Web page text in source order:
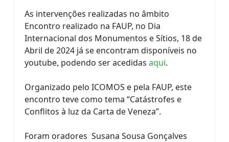
As intervenções realizadas no âmbito
Encontro realizado na FAUP, no Dia
Internacional dos Monumentos e Sítios, 18 de
Abril de 2024 já se encontram disponíveis no
youtube, podendo ser acedidas aqui.
Organizado pelo ICOMOS e pela FAUP, este
encontro teve como tema “Catástrofes e
Conflitos à luz da Carta de Veneza”.
Foram oradores Susana Sousa Gonçalves